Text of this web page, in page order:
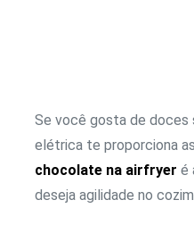
Se você gosta de doces
elétrica te proporciona
chocolate na airfryer é
deseja agilidade no